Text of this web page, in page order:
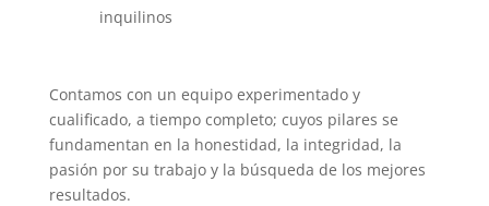
inquilinos
Contamos con un equipo experimentado y
cualificado, a tiempo completo; cuyos pilares se
fundamentan en la honestidad, la integridad, la
pasión por su trabajo y la búsqueda de los mejores
resultados.